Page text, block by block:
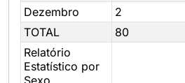
Dezembro
2
TOTAL
80
Relatório
Estatístico por